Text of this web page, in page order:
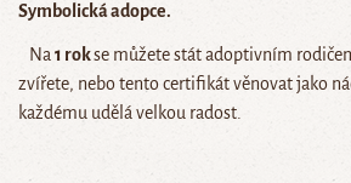
Symbolická adopce.
Na 1 rokse můžete stát adoptivním
zvířete, nebo tento certifikát věnovat jako
každému udělá velkou radost.